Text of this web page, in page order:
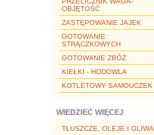
OBJĘTOŚĆ
ZASTĘPOWANIE JAJEK
GOTOWANIE
STRĄCZKOWYCH
GOTOWANIE ZBÓŻ
KIEŁKI - HODOWLA
KOTLETOWY SAMOUCZEK
WIEDZIEĆ WIĘCEJ
TŁUSZCZE, OLEJE I OLIWA